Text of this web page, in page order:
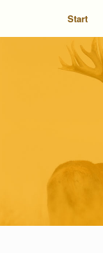
Start